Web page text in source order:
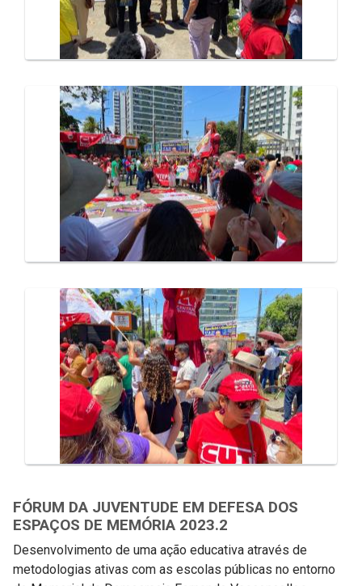
FÓRUM DA JUVENTUDE EM DEFESA DOS
ESPAÇOS DE MEMÓRIA 2023.2
Desenvolvimento de uma ação educativa através de
metodologias ativas com as escolas públicas no entorno